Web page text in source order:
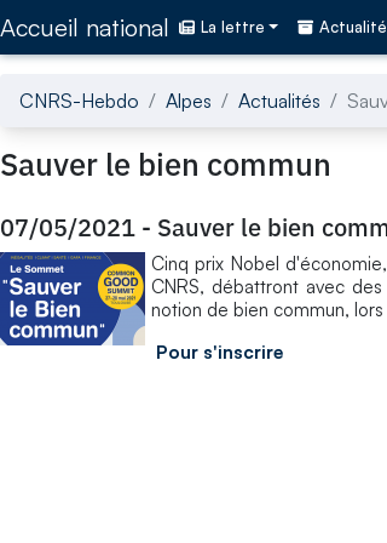
Accueil national La lettre
CNRS-Hebdo Alpes Actualités
Sauver le bien commun
07/05/2021 - Sauver le bien
Cinq prix Nobel
CNRS, débattront avec
notion de bien commun, lors
Pour s'inscrire